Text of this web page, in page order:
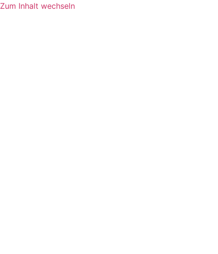
Zum Inhalt wechseln